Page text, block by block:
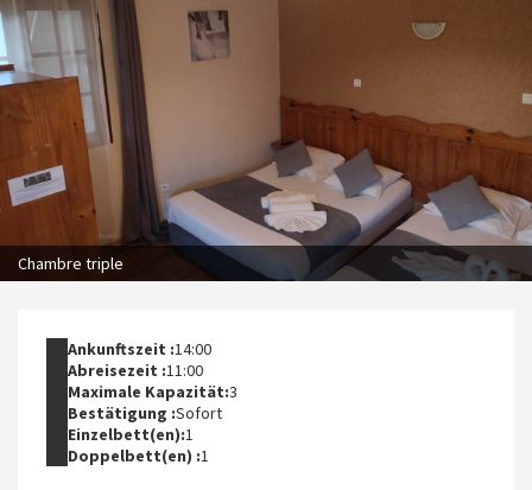
Chambre triple
Ankunftszeit :14:00
Abreisezeit :11:00
Maximale Kapazität:3
Bestätigung :Sofort
Einzelbett(en):1
Doppelbett(en) :1